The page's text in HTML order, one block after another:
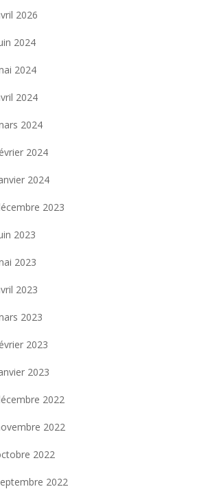
2026
2024
2024
2024
2024
2024
2024
2023
2023
2023
2023
2023
2023
2023
2022
2022
2022
2022